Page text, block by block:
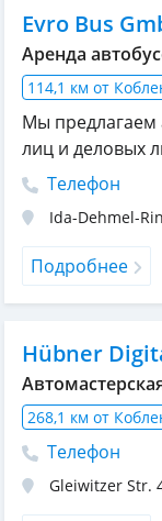
Evro Bus
Аренда
114,1 км от
Мы предлагаем
лиц и деловых
Телефон
Ida-Dehmel-
Подробнее
Hübner
268,1 км от
Телефон
Gleiwitzer Str.